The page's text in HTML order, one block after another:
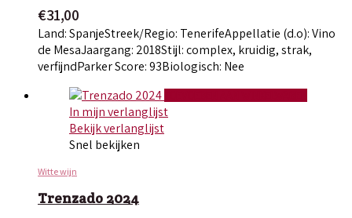
€31,00
Land: SpanjeStreek/Regio: TenerifeAppellatie (d.o): Vino
de MesaJaargang: 2018Stijl: complex, kruidig, strak,
verfijndParker Score: 93Biologisch: Nee
In mijn verlanglijst
Bekijk verlanglijst
Snel bekijken
Witte wijn
Trenzado 2024